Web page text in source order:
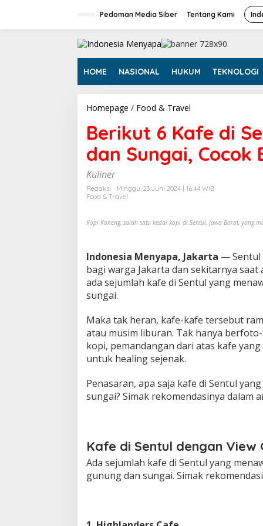
Pedoman Media Siber Tentang Kami
HOME NASIONAL HUKUM TEKNOLOGI
Homepage / Food & Travel
r
i
u
K
e
S
e
t
d
e
n
g
V
i
n
n
g
Berikut 6 Kafe di
dan Sungai, Cocok
Kuliner
Redaksi
Minggu, 23 Juni 2024 | 16:44 WIB
Food & Travel
Kopi Koneng, salah satu kedai kopi di Sentul, Jawa Barat, yang
Indonesia Menyapa, Jakarta — Sentul
bagi warga Jakarta dan sekitarnya
ada sejumlah kafe di Sentul yang
sungai.
Maka tak heran, kafe-kafe tersebut
atau musim liburan. Tak hanya
kopi, pemandangan dari atas kafe
untuk healing sejenak.
Penasaran, apa saja kafe di Sentul
sungai? Simak rekomendasinya dalam
Kafe di Sentul dengan View
Ada sejumlah kafe di Sentul yang
gunung dan sungai. Simak